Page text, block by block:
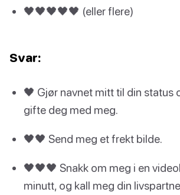
🖤🖤🖤🖤🖤 (eller flere)
Svar:
🖤 Gjør navnet mitt til din status
gifte deg med meg.
🖤🖤 Send meg et frekt bilde.
🖤🖤🖤 Snakk om meg i en
minutt, og kall meg din